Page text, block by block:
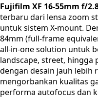
Fujifilm XF 16-55mm f/
terbaru dari lensa zoom
untuk sistem X-mount.
84mm (full-frame
all-in-one solution untuk
landscape, street,
dengan desain jauh lebih
mengorbankan kualitas
performa autofocus dan